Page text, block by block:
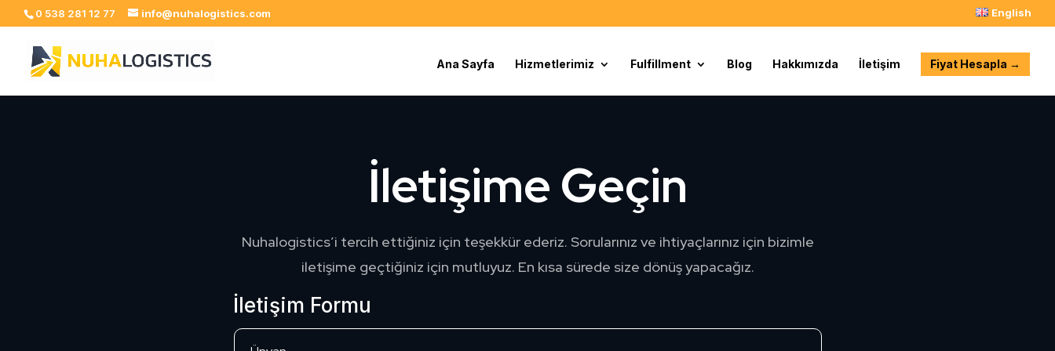
0 538 281 12 77 info@nuhalogistics.com English
Ana Sayfa Hizmetlerimiz Fulfillment Blog Hakkımızda İletişim Fiyat Hesapla →
İletişime Geçin
Nuhalogistics’i tercih ettiğiniz için teşekkür ederiz. Sorularınız ve ihtiyaçlarınız için bizimle
iletişime geçtiğiniz için mutluyuz. En kısa sürede size dönüş yapacağız.
İletişim Formu